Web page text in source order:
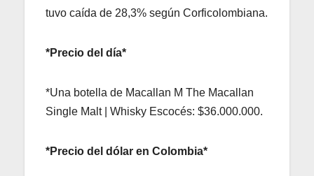
tuvo caída de 28,3% según Corficolombiana.
*Precio del día*
*Una botella de Macallan M The Macallan
Single Malt | Whisky Escocés: $36.000.000.
*Precio del dólar en Colombia*